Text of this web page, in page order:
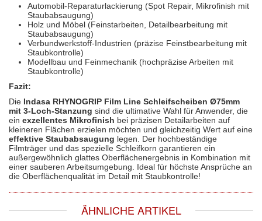
Automobil-Reparaturlackierung (Spot Repair, Mikrofinish mit
Staubabsaugung)
Holz und Möbel (Feinstarbeiten, Detailbearbeitung mit
Staubabsaugung)
Verbundwerkstoff-Industrien (präzise Feinstbearbeitung mit
Staubkontrolle)
Modellbau und Feinmechanik (hochpräzise Arbeiten mit
Staubkontrolle)
Fazit:
Die Indasa RHYNOGRIP Film Line Schleifscheiben Ø75mm
mit 3-Loch-Stanzung sind die ultimative Wahl für Anwender, die
ein exzellentes Mikrofinish bei präzisen Detailarbeiten auf
kleineren Flächen erzielen möchten und gleichzeitig Wert auf eine
effektive Staubabsaugung legen. Der hochbeständige
Filmträger und das spezielle Schleifkorn garantieren ein
außergewöhnlich glattes Oberflächenergebnis in Kombination mit
einer sauberen Arbeitsumgebung. Ideal für höchste Ansprüche an
die Oberflächenqualität im Detail mit Staubkontrolle!
ÄHNLICHE ARTIKEL